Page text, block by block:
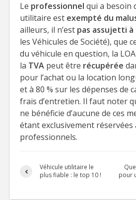
Le professionnel qui a besoin
utilitaire est exempté du
ailleurs, il n’est pas assujetti à
les Véhicules de Société), que
du véhicule en question, la
la TVA peut être récupérée
pour l’achat ou la location
et à 80 % sur les dépenses de
frais d’entretien. Il faut noter
ne bénéficie d’aucune de ces
étant exclusivement réservées
professionnels.
Véhicule utilitaire le
plus fiable : le top 10 !
pour